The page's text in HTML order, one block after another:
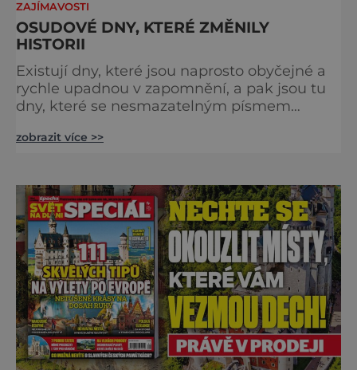
ZAJÍMAVOSTI
OSUDOVÉ DNY, KTERÉ ZMĚNILY
HISTORII
Existují dny, které jsou naprosto obyčejné a
rychle upadnou v zapomnění, a pak jsou tu
dny, které se nesmazatelným písmem
dojde k významnému objevu nebo děsivé
krážem. Je 10. dubna roku 49 př. n. l. a na
břehu říčky Rubikon pronáší Gaius Julius
Caesar svou slavnou vě
zobrazit více >>